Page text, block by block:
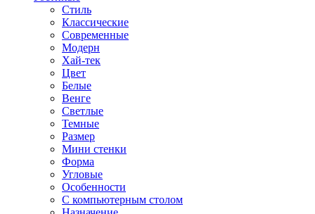
Стиль
Классические
Современные
Модерн
Хай-тек
Цвет
Белые
Венге
Светлые
Темные
Размер
Мини стенки
Форма
Угловые
Особенности
С компьютерным столом